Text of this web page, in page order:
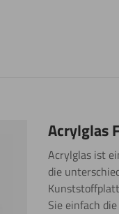
Acrylglas
Acrylglas ist
die
Sie einfach